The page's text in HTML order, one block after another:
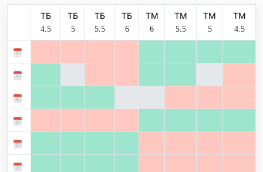
ТБ
4.5
ТБ
5
ТБ
5.5
ТБ
6
ТМ
6
ТМ
5.5
ТМ
5
ТМ
4.5